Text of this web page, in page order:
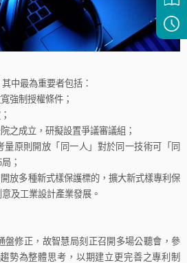
中最為重要者包括：
強制授權條件；
之成立，研擬設置爭議審議組；
量原則開放「同一人」對於同一技術可「同
；
放多種新式樣保護標的，擴大新式樣專利保
及工業設計產業發展。
修正，故智慧局刻正召開多場公聽會，參
勢為整體思考，以期建立更完善之專利制